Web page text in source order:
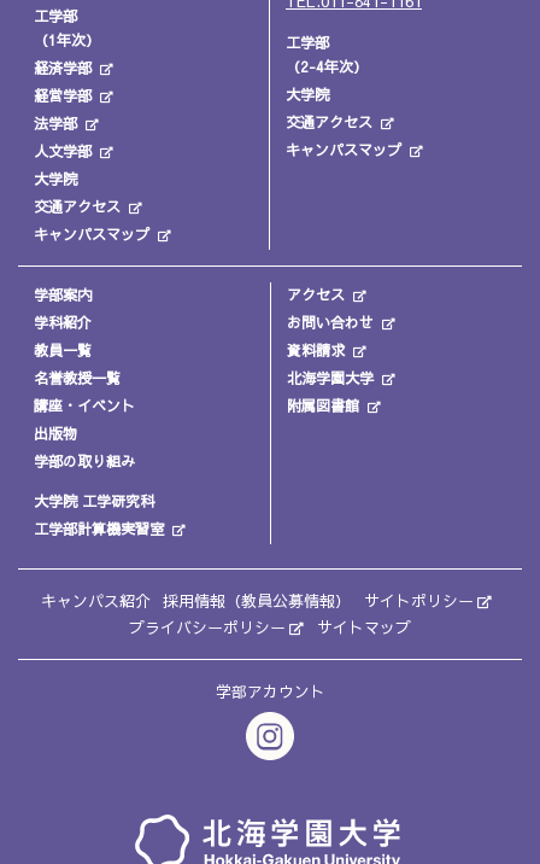
工学部
（1年次）
経済学部
経営学部
法学部
人文学部
大学院
交通アクセス
キャンパスマップ
工学部
（2-4年次）
大学院
交通アクセス
キャンパスマップ
学部案内
学科紹介
教員一覧
名誉教授一覧
講座・イベント
出版物
学部の取り組み
大学院 工学研究科
工学部計算機実習室
アクセス
お問い合わせ
資料請求
北海学園大学
附属図書館
キャンパス紹介 採用情報（教員公募情報）
サイトポリシー
プライバシーポリシー
サイトマップ
学部アカウント